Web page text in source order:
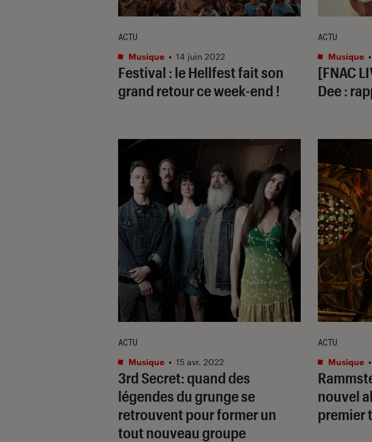
Festival : le Hellfest fait son
grand retour ce week-end !
ACTU
Musique • 14 juin 2022
[FNAC
Dee :
ACTU
Musique •
3rd Secret: quand des
légendes du grunge se
retrouvent pour former un
tout nouveau groupe
ACTU
Musique • 15 avr. 2022
nouvel
premier
ACTU
Musique •